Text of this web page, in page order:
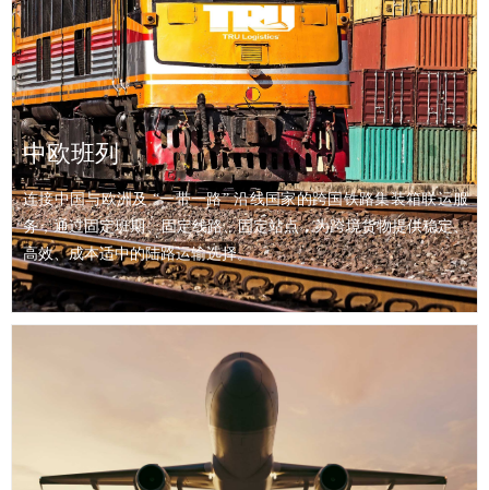
国内运输
中国国内陆路运输，包括零担整车，可实现国内任意两点间，门到
门服务。
查看详情 >>
中欧班列
连接中国与欧洲及 “一带一路” 沿线国家的跨国铁路集装箱联运服
务，通过固定班期、固定线路、固定站点，为跨境货物提供稳定、
高效、成本适中的陆路运输选择。